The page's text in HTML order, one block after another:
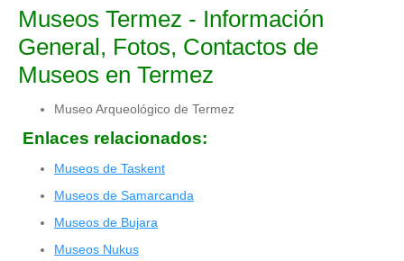
Museos Termez - Información
General, Fotos, Contactos de
Museos en Termez
Museo Arqueológico de Termez
Enlaces relacionados:
Museos de Taskent
Museos de Samarcanda
Museos de Bujara
Museos Nukus